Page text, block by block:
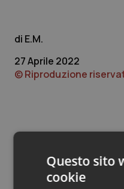
Quotidiano
Quotidiano
Rene & patologie
E.M.
27 Aprile 2022
© Riproduzione
Potrebbe
Questo sito
cookie